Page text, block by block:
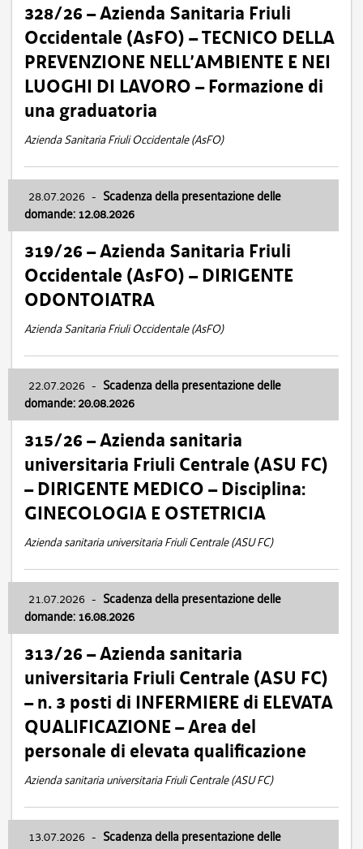
328/26 – Azienda Sanitaria Friuli
Occidentale (AsFO) – TECNICO DELLA
PREVENZIONE NELL’AMBIENTE E NEI
LUOGHI DI LAVORO – Formazione di
una graduatoria
Azienda Sanitaria Friuli Occidentale (AsFO)
28.07.2026 - Scadenza della presentazione delle
domande: 12.08.2026
319/26 – Azienda Sanitaria Friuli
Occidentale (AsFO) – DIRIGENTE
ODONTOIATRA
Azienda Sanitaria Friuli Occidentale (AsFO)
22.07.2026 - Scadenza della presentazione delle
domande: 20.08.2026
315/26 – Azienda sanitaria
universitaria Friuli Centrale (ASU FC)
– DIRIGENTE MEDICO – Disciplina:
GINECOLOGIA E OSTETRICIA
Azienda sanitaria universitaria Friuli Centrale (ASU FC)
21.07.2026 - Scadenza della presentazione delle
domande: 16.08.2026
313/26 – Azienda sanitaria
universitaria Friuli Centrale (ASU FC)
– n. 3 posti di INFERMIERE di ELEVATA
QUALIFICAZIONE – Area del
personale di elevata qualificazione
Azienda sanitaria universitaria Friuli Centrale (ASU FC)
13.07.2026 - Scadenza della presentazione delle